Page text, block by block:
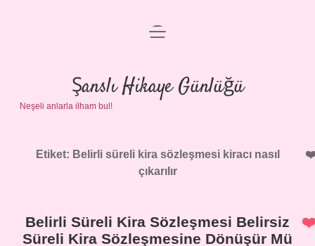
Anasayfa
Gizlilik Politikası
menüyü
Şanslı Hikaye Günlüğü
Neşeli anlarla ilham bul!
Etiket: Belirli süreli kira sözleşmesi kiracı nasıl
çıkarılır
Belirli Süreli Kira Sözleşmesi Belirsiz
Süreli Kira Sözleşmesine Dönüşür Mü